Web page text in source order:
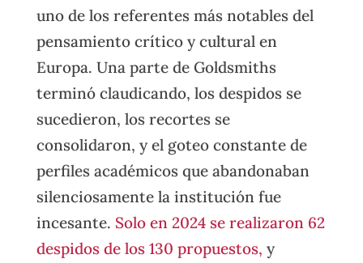
uno de los referentes más notables del
pensamiento crítico y cultural en
Europa. Una parte de Goldsmiths
terminó claudicando, los despidos se
sucedieron, los recortes se
consolidaron, y el goteo constante de
perfiles académicos que abandonaban
silenciosamente la institución fue
incesante. Solo en 2024 se realizaron 62
despidos de los 130 propuestos, y